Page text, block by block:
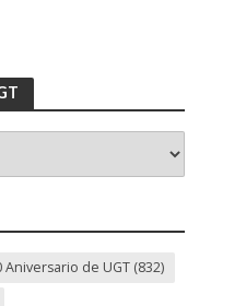
Aniversario de UGT(832)